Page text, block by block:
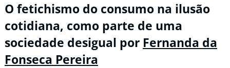
O fetichismo do consumo na ilusão
cotidiana, como parte de uma
sociedade desigual por Fernanda da
Fonseca Pereira